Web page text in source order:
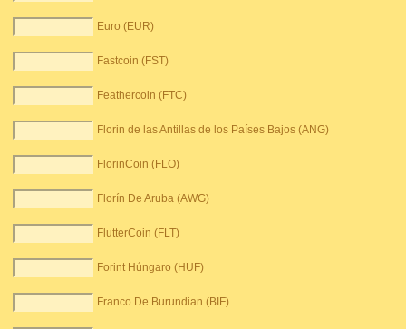
Euro (EUR)
Fastcoin (FST)
Feathercoin (FTC)
Florin de las Antillas de los Países Bajos (ANG)
FlorinCoin (FLO)
Florín De Aruba (AWG)
FlutterCoin (FLT)
Forint Húngaro (HUF)
Franco De Burundian (BIF)